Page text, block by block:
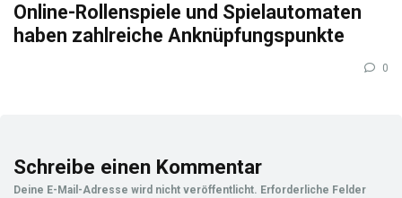
Online-Rollenspiele und Spielautomaten
haben zahlreiche Anknüpfungspunkte
0
Schreibe einen Kommentar
Deine E-Mail-Adresse wird nicht veröffentlicht. Erforderliche Felder